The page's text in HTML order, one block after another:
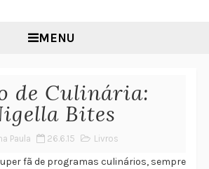
MENU
de Culinária:
Bites
Paula 26.6.15 Livros
fã de programas culinários, sempre